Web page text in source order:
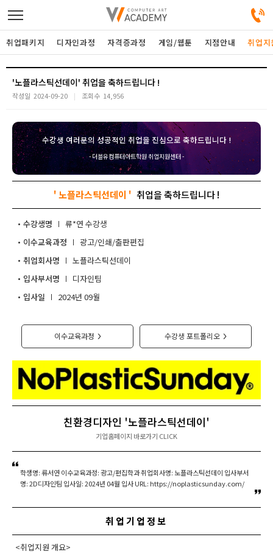
디자인정규과정
게임과정
자격증과정
커뮤니티
취업지원센터
고객상담센터
취업패키지 디자인과정 자격증과정 게임/웹툰 지점안내 취업
'노플라스틱선데이'
작성일 2024-09-20 조회수 14,956
수강생 여러분의 성공적인 취업을 진심으로 축하드립니다 !
- 더블유컴퓨터아트학원 취업지원센터 -
' 노플라스틱선데이 '
수강생명
류*연
이수교육과정
광고/인쇄/출판편집
취업회사명
노플라스틱선데이
입사부서명
디자인팀
입사일
2024년 09월
이수교육과정 > 수강생 포트폴리오 >
친환경디자인 '노플라스틱선데이'
기업홈페이지 바로가기 CLICK
학생명: 류서연 이수교육과정: 광고/편집학과 취업회사명: 노플라스틱선데이 입사부서
명: 2D디자인팀 입사일: 2024년 04월 입사 URL: https://noplasticsunday.com/
취업기업정보
<취업지원 개요>